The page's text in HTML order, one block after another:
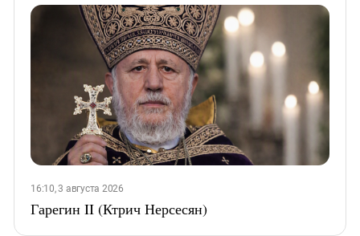
16:10, 3 августа 2026
Гарегин II (Ктрич Нерсесян)